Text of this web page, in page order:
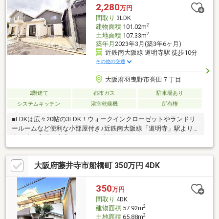
2,280万円
間取り 3LDK
建物面積101.02m2
土地面積107.33m2
築年月 2023年3月(築3年6ヶ月)
近鉄南大阪線 道明寺駅 徒歩10分
その他の交通
大阪府羽曳野市誉田７丁目
2階建て 都市ガス
駐車場あり
システムキッチン
浴室乾燥機 所有権
■LDKは広々20帖の3LDK！ウォークインクローゼットやランドリ
ールームなど便利な小部屋付き♪近鉄南大阪線「道明寺」駅より徒
大阪府藤井寺市船橋町 350万円 4DK
350万円
間取り 4DK
建物面積57.92m2
土地面積65.88m2